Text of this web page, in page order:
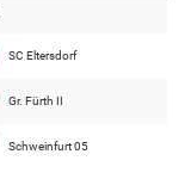
SC Eltersdorf
Gr. Fürth II
Schweinfurt 05